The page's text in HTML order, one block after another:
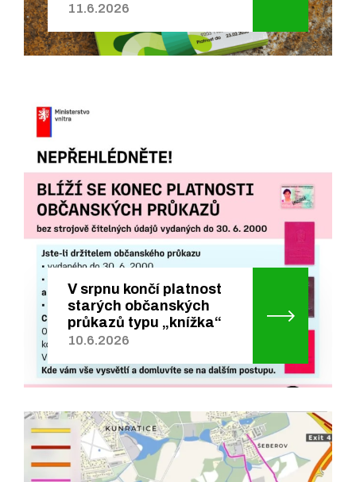
11.6.2026
V srpnu končí platnost
starých občanských
průkazů typu „knížka“
10.6.2026